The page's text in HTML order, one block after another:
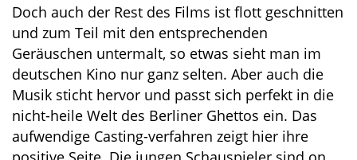
Doch auch der Rest des Films ist flott geschnitten
und zum Teil mit den entsprechenden
Geräuschen untermalt, so etwas sieht man im
deutschen Kino nur ganz selten. Aber auch die
Musik sticht hervor und passt sich perfekt in die
nicht-heile Welt des Berliner Ghettos ein. Das
aufwendige Casting-verfahren zeigt hier ihre